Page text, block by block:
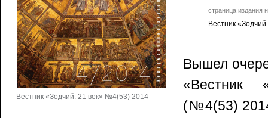
Вестник «Зодчий. 21 век» №4(53) 2014
страница издания
Вестник
Вышел
«Вестник
(№4(53)